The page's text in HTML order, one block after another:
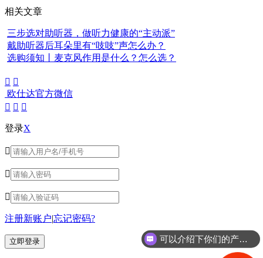
相关文章
三步选对助听器，做听力健康的“主动派”
戴助听器后耳朵里有“吱吱”声怎么办？
选购须知丨麦克风作用是什么？怎么选？
 
欧仕达官方微信
  
登录X



注册新账户|忘记密码?
可以介绍下你们的产品么？